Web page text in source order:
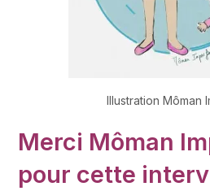
Illustration Môman
Merci Môman
pour cette